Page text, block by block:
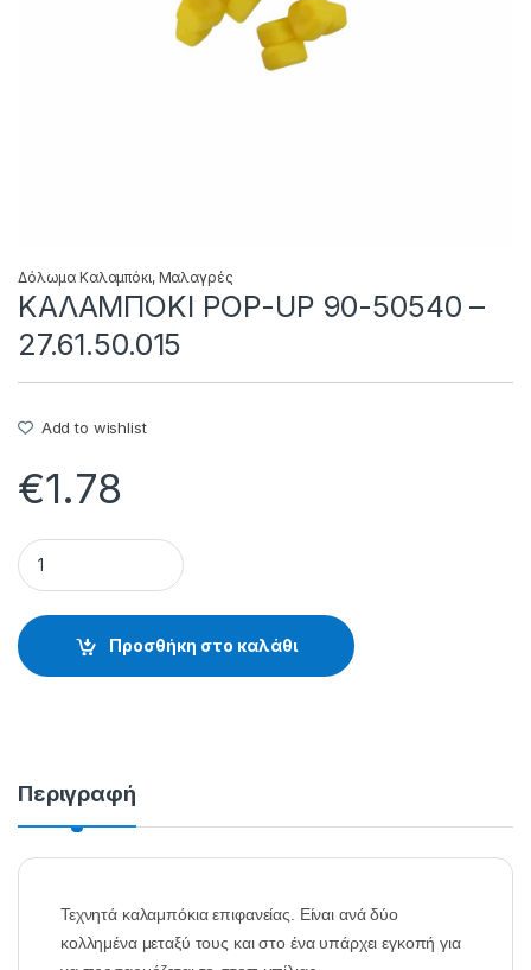
Δόλωμα Καλαμπόκι, Μαλαγρές
ΚΑΛΑΜΠΟΚΙ POP-UP 90-50540 –
27.61.50.015
Add to wishlist
€1.78
ΚΑΛΑΜΠΟΚΙ POP-UP 90-50540 - 27.61.50.015 quantity
Προσθήκη στο καλάθι
Περιγραφή
Τεχνητά καλαμπόκια επιφανείας. Είναι ανά δύο
κολλημένα μεταξύ τους και στο ένα υπάρχει εγκοπή για